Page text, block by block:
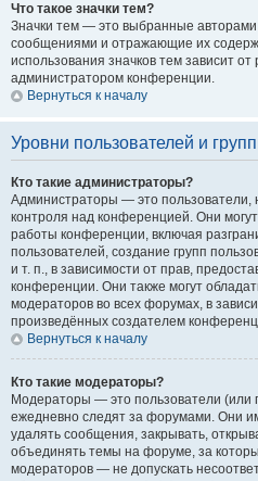
Что такое значки тем?
Значки тем — это выбранные
сообщениями и отражающие их
использования значков тем зависит
администратором конференции.
Вернуться к началу
Уровни пользователей и
Кто такие администраторы?
Администраторы — это
контроля над конференцией. Они
работы конференции, включая
пользователей, создание групп
и т. п., в зависимости от прав,
конференции. Они также могут
модераторов во всех форумах, в
произведённых создателем
Вернуться к началу
Кто такие модераторы?
Модераторы — это пользователи (или
ежедневно следят за форумами. Они
удалять сообщения, закрывать,
объединять темы на форуме, за
модераторов — не допускать